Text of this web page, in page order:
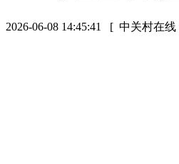
2026-06-08 14:45:41 [ 中关村在